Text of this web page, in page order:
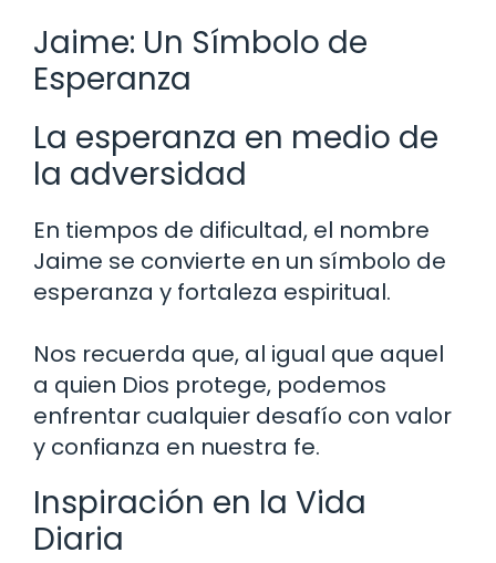
Jaime: Un Símbolo de
Esperanza
La esperanza en medio de
la adversidad
En tiempos de dificultad, el nombre
Jaime se convierte en un símbolo de
esperanza y fortaleza espiritual.
Nos recuerda que, al igual que aquel
a quien Dios protege, podemos
enfrentar cualquier desafío con valor
y confianza en nuestra fe.
Inspiración en la Vida
Diaria